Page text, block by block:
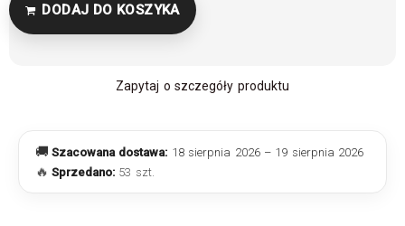
DODAJ DO KOSZYKA
Zapytaj o szczegóły produktu
🚚 Szacowana dostawa: 18 sierpnia 2026 – 19 sierpnia 2026
🔥 Sprzedano: 53 szt.